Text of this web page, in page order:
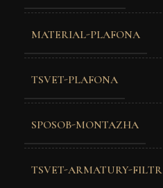
MATERIAL-PLAFONA
TSVET-PLAFONA
SPOSOB-MONTAZHA
TSVET-ARMATURY-FILTR